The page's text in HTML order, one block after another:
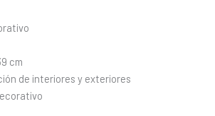
cm
de interiores y exteriores